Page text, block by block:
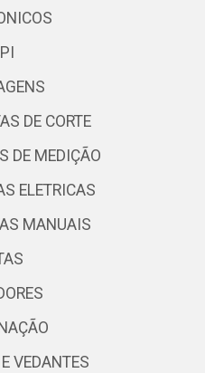
DE CORTE
DE MEDIÇÃO
ELETRICAS
MANUAIS
VEDANTES